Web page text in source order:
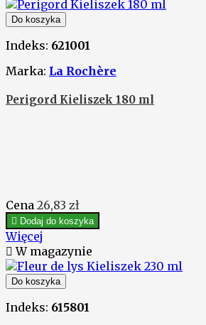
Do koszyka
Indeks: 621001
Marka: La Rochère
Perigord Kieliszek 180 ml
Cena 26,83 zł
 Dodaj do koszyka
Więcej
 W magazynie
Do koszyka
Indeks: 615801